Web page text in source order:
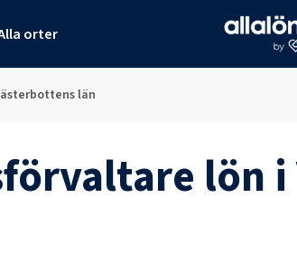
orter
län
lön i